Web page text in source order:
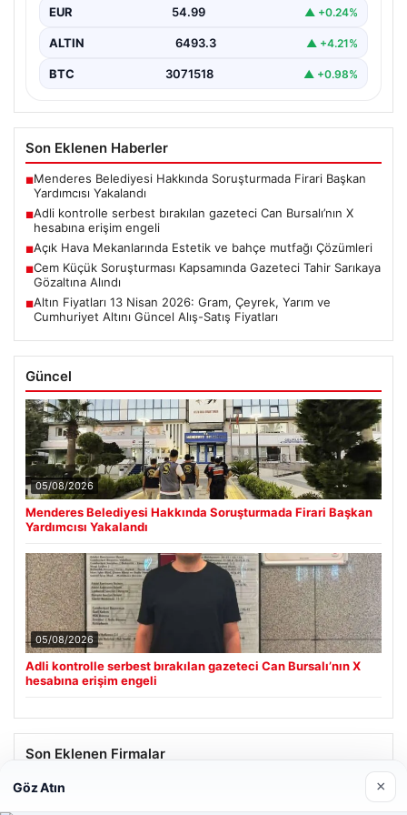
EUR 54.99 ▲ +0.24%
ALTIN 6493.3 ▲ +4.21%
BTC 3071518 ▲ +0.98%
Son Eklenen Haberler
■Menderes Belediyesi Hakkında Soruşturmada Firari Başkan
Yardımcısı Yakalandı
■Adli kontrolle serbest bırakılan gazeteci Can Bursalı’nın X
hesabına erişim engeli
■Açık Hava Mekanlarında Estetik ve bahçe mutfağı Çözümleri
■Cem Küçük Soruşturması Kapsamında Gazeteci Tahir Sarıkaya
Gözaltına Alındı
■Altın Fiyatları 13 Nisan 2026: Gram, Çeyrek, Yarım ve
Cumhuriyet Altını Güncel Alış-Satış Fiyatları
Güncel
05/08/2026
Menderes Belediyesi Hakkında Soruşturmada Firari Başkan
Yardımcısı Yakalandı
05/08/2026
Adli kontrolle serbest bırakılan gazeteci Can Bursalı’nın X
hesabına erişim engeli
Son Eklenen Firmalar
Hastaş Beton
Göz Atın ×